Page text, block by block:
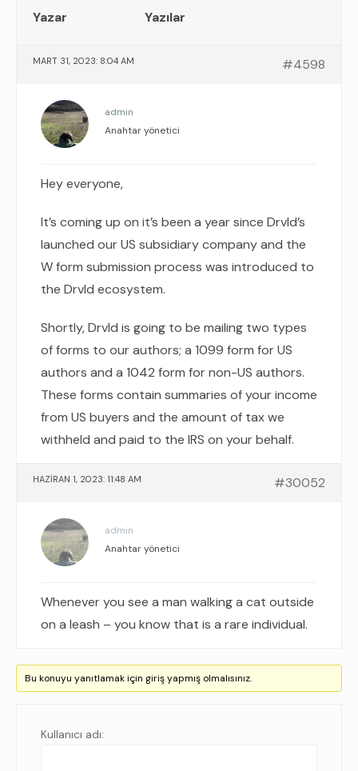
Yazar Yazılar
MART 31, 2023: 8:04 AM #4598
admin
Anahtar yönetici
Hey everyone,
It’s coming up on it’s been a year since Drvld’s
launched our US subsidiary company and the
W form submission process was introduced to
the Drvld ecosystem.
Shortly, Drvld is going to be mailing two types
of forms to our authors; a 1099 form for US
authors and a 1042 form for non-US authors.
These forms contain summaries of your income
from US buyers and the amount of tax we
withheld and paid to the IRS on your behalf.
HAZIRAN 1, 2023: 11:48 AM #30052
admin
Anahtar yönetici
Whenever you see a man walking a cat outside
on a leash – you know that is a rare individual.
Bu konuyu yanıtlamak için giriş yapmış olmalısınız.
Kullanıcı adı: